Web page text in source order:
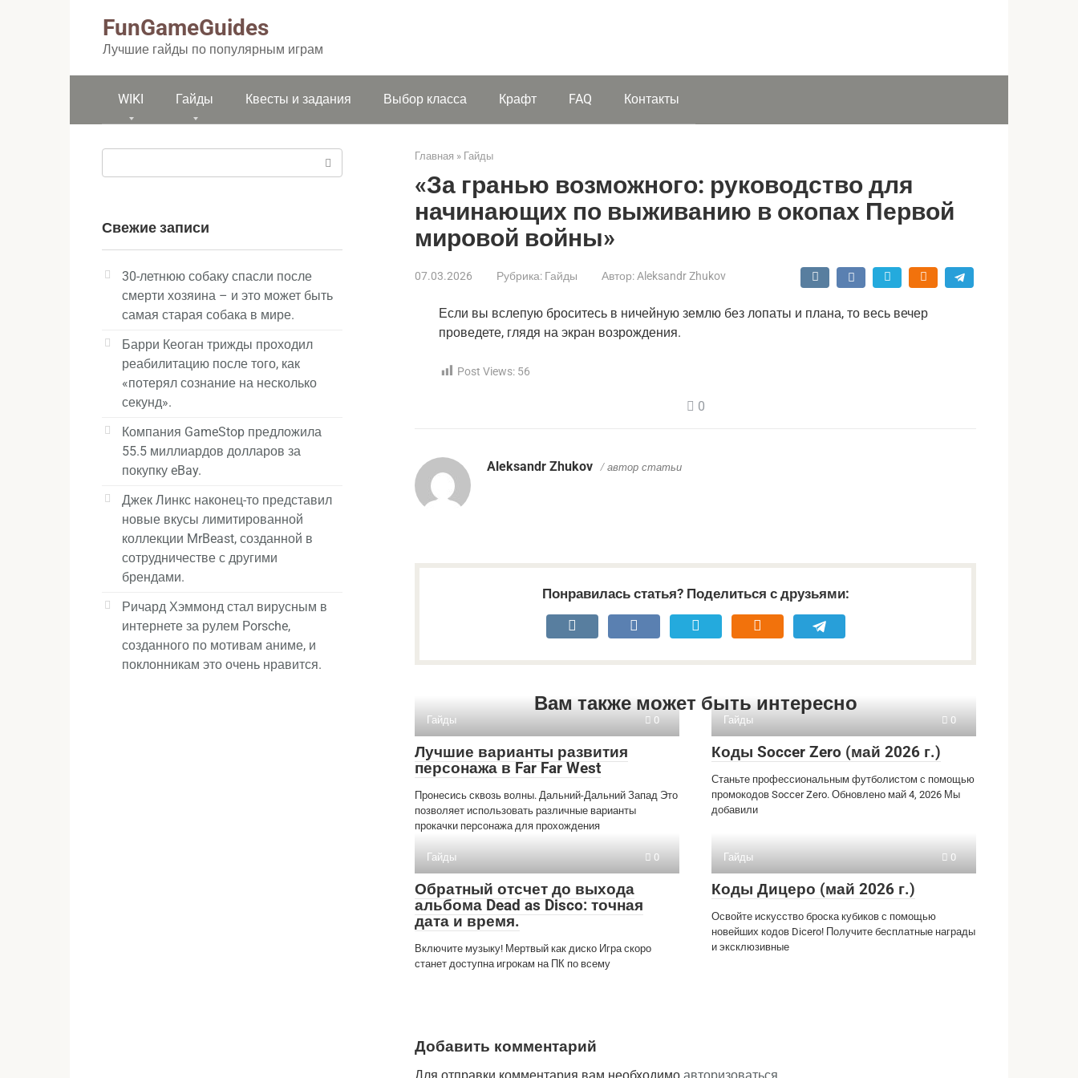
FunGameGuides
Лучшие гайды по популярным играм
WIKI Гайды Квесты и задания Выбор класса Крафт FAQ Контакты
Главная » Гайды
«За гранью возможного: руководство для
начинающих по выживанию в окопах Первой
мировой войны»
07.03.2026 Рубрика: Гайды Автор: Aleksandr Zhukov
Если вы вслепую броситесь в ничейную землю без лопаты и плана, то весь вечер
проведете, глядя на экран возрождения.
Post Views: 56
0
Aleksandr Zhukov / автор статьи
Понравилась статья? Поделиться с друзьями:
Вам также может быть интересно
Гайды 0
Лучшие варианты развития
персонажа в Far Far West
Пронесись сквозь волны. Дальний-Дальний Запад Это
позволяет использовать различные варианты
прокачки персонажа для прохождения
Гайды 0
Коды Soccer Zero (май 2026 г.)
Станьте профессиональным футболистом с помощью
промокодов Soccer Zero. Обновлено май 4, 2026 Мы
добавили
Гайды 0
Обратный отсчет до выхода
альбома Dead as Disco: точная
дата и время.
Включите музыку! Мертвый как диско Игра скоро
станет доступна игрокам на ПК по всему
Гайды 0
Коды Дицеро (май 2026 г.)
Освойте искусство броска кубиков с помощью
новейших кодов Dicero! Получите бесплатные награды
и эксклюзивные
Добавить комментарий
Свежие записи
30-летнюю собаку спасли после
смерти хозяина – и это может быть
самая старая собака в мире.
Барри Кеоган трижды проходил
реабилитацию после того, как
«потерял сознание на несколько
секунд».
Компания GameStop предложила
55.5 миллиардов долларов за
покупку eBay.
Джек Линкс наконец-то представил
новые вкусы лимитированной
коллекции MrBeast, созданной в
сотрудничестве с другими
брендами.
Ричард Хэммонд стал вирусным в
интернете за рулем Porsche,
созданного по мотивам аниме, и
поклонникам это очень нравится.